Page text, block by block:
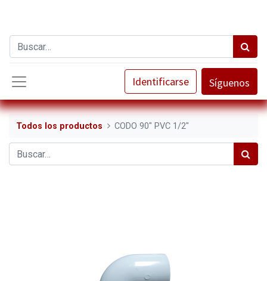
Identificarse Síguenos
Todos los productos CODO 90" PVC 1/2"